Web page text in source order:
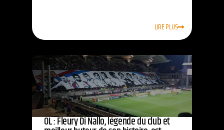
LIRE PLUS
OL : Fleury Di Nallo, légende du club et